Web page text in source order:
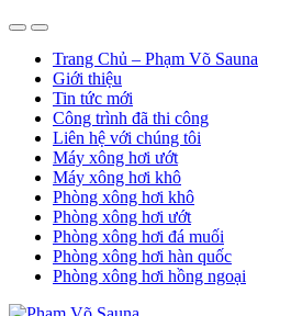
Trang Chủ – Phạm Võ Sauna
Giới thiệu
Tin tức mới
Công trình đã thi công
Liên hệ với chúng tôi
Máy xông hơi ướt
Máy xông hơi khô
Phòng xông hơi khô
Phòng xông hơi ướt
Phòng xông hơi đá muối
Phòng xông hơi hàn quốc
Phòng xông hơi hồng ngoại